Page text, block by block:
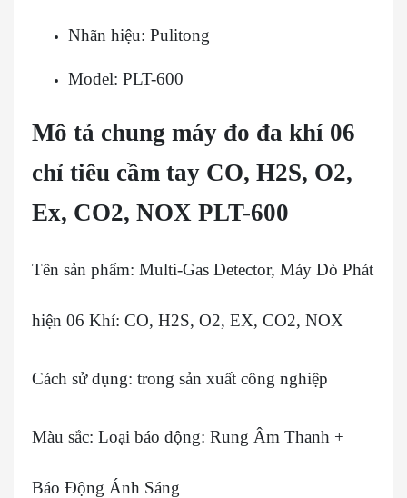
Nhãn hiệu: Pulitong
Model: PLT-600
Mô tả chung máy đo đa khí 06
chỉ tiêu cầm tay CO, H2S, O2,
Ex, CO2, NOX PLT-600
Tên sản phẩm: Multi-Gas Detector, Máy Dò Phát
hiện 06 Khí: CO, H2S, O2, EX, CO2, NOX
Cách sử dụng: trong sản xuất công nghiệp
Màu sắc: Loại báo động: Rung Âm Thanh +
Báo Động Ánh Sáng